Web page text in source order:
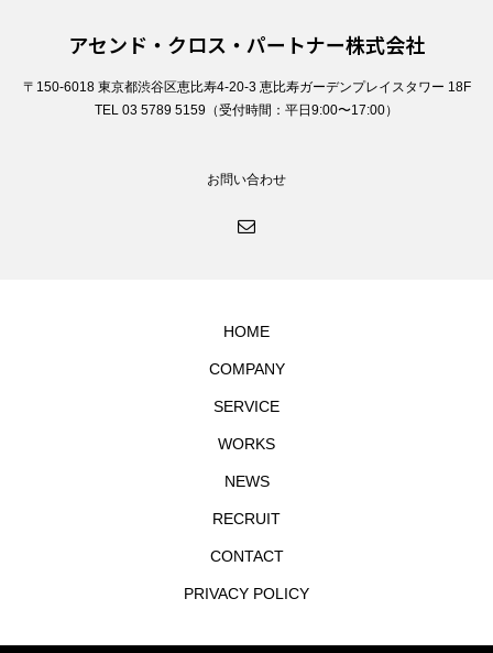
アセンド・クロス・パートナー株式会社
〒150-6018 東京都渋谷区恵比寿4-20-3 恵比寿ガーデンプレイスタワー 18F
TEL 03 5789 5159（受付時間：平日9:00〜17:00）
お問い合わせ
HOME
COMPANY
SERVICE
WORKS
NEWS
RECRUIT
CONTACT
PRIVACY POLICY